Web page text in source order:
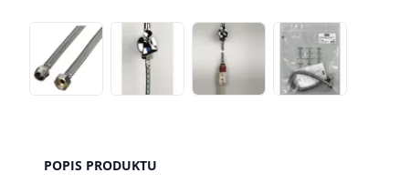
POPIS PRODUKTU